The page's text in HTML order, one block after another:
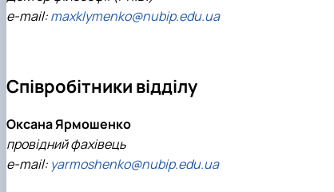
e-mail:maxklymenko@nubip.edu.ua
Співробітники відділу
Оксана Ярмошенко
провідний фахівець
e-mail: yarmoshenko@nubip.edu.ua